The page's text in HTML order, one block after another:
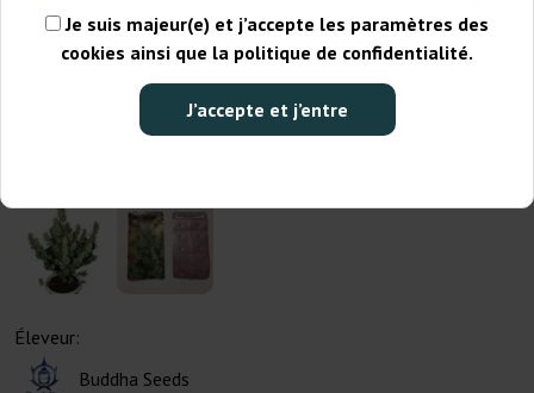
Je suis majeur(e) et j’accepte les paramètres des
cookies ainsi que la politique de confidentialité.
J’accepte et j’entre
Éleveur:
Buddha Seeds